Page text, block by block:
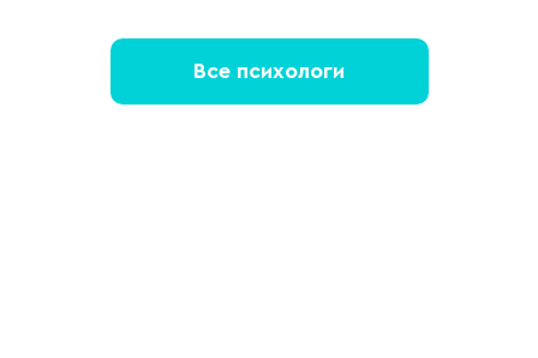
Все психологи